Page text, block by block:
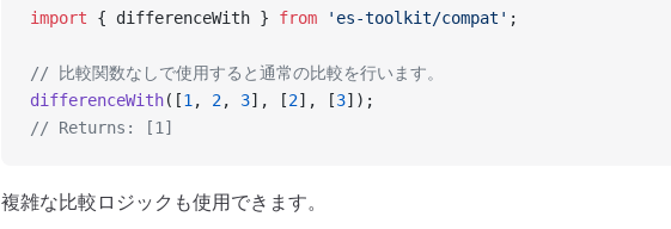
import { differenceWith } from 'es-toolkit/compat' ;
// 比較関数なしで使用すると通常の比較を行います。
differenceWith([1 , 2, 3], [2], [3]);
// Returns: [1]
複雑な比較ロジックも使用できます。